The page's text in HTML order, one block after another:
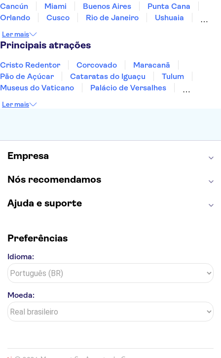
Cancún
Miami Buenos Aires
Punta Cana
Orlando
Cusco Rio de Janeiro
Ushuaia
Fernando de Noronha
Ler mais
Principais atrações
Cristo Redentor Corcovado
Maracanã
Pão de Açúcar
Cataratas do Iguaçu
Tulum
Museus do Vaticano
Palácio de Versalhes
Museu do Louvre
Ler mais
Empresa
Nós recomendamos
Ajuda e suporte
Preferências
Idioma:
Moeda: